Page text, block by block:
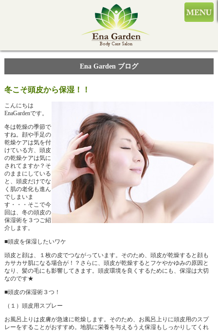
Ena Garden ブログ
冬こそ頭皮から保湿！！
こんにちは
EnaGardenです。
冬は乾燥の季節で
すね。顔や手足の
乾燥ケアは気を付
けている方、頭皮
の乾燥ケアは気に
されてますか？そ
のままにしている
と、頭皮だけでな
く肌の老化も進ん
でしまいま
す・・・そこで今
回は、冬の頭皮の
保湿術を３つご紹
介します。
■頭皮を保湿したいワケ
頭皮と顔は、１枚の皮でつながっています。そのため、頭皮が乾燥すると顔も
カサカサ肌になる場合が！？さらに、頭皮が乾燥するとフケやかゆみの原因と
なり、髪の毛にも影響してきます。頭皮環境を良くするためにも、保湿は大切
なのです★
■頭皮の保湿術３つ！
（１）頭皮用スプレー
お風呂上りは皮膚が急速に乾燥します。そのため、お風呂上りに頭皮用のスプ
レーをすることがおすすめ。地肌に栄養を与えるうえ保湿もしっかりしてくれ